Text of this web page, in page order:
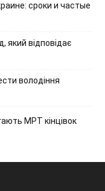
сроки и частые
який відповідає
володіння
МРТ кінцівок